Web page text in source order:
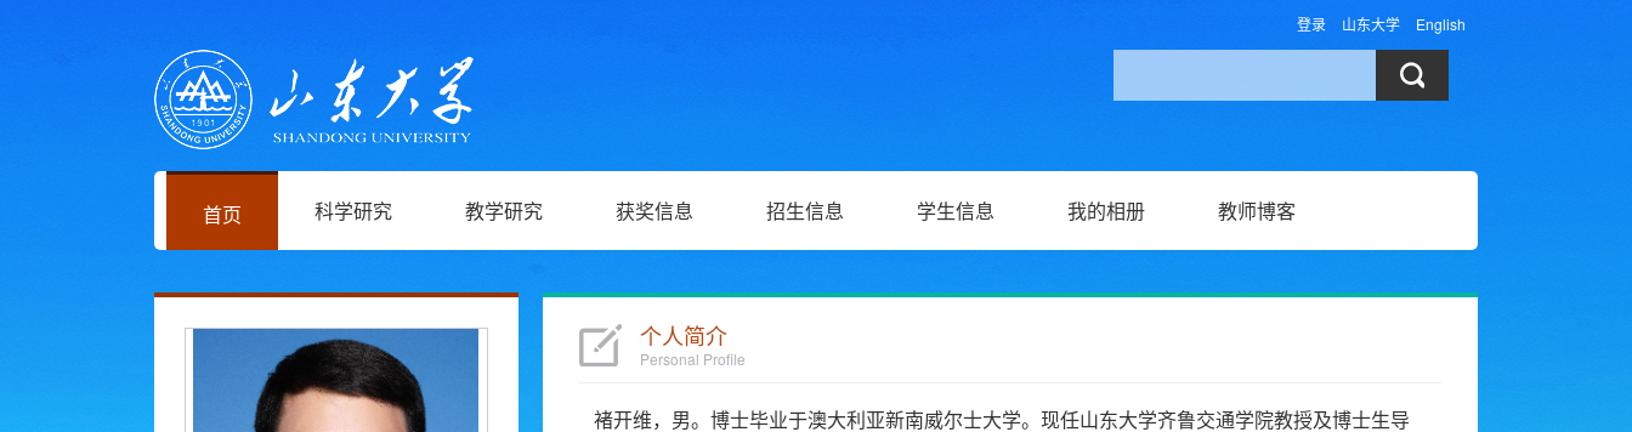
登录 山东大学 English
首页 科学研究 教学研究 获奖信息 招生信息 学生信息 我的相册 教师博客
个人简介
Personal Profile
褚开维，男。博士毕业于澳大利亚新南威尔士大学。现任山东大学齐鲁交通学院教授及博士生导